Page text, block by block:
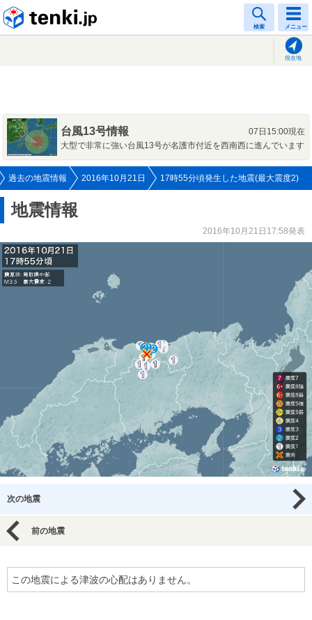
検索 メニュー
現在地
台風13号情報
07日15:00現在
大型で非常に強い台風13号が名護市付近を西南西に進んでいます
過去の地震情報 2016年10月21日 17時55分頃発生した地震(最大震度2)
地震情報
2016年10月21日17:58発表
次の地震
前の地震
この地震による津波の心配はありません。